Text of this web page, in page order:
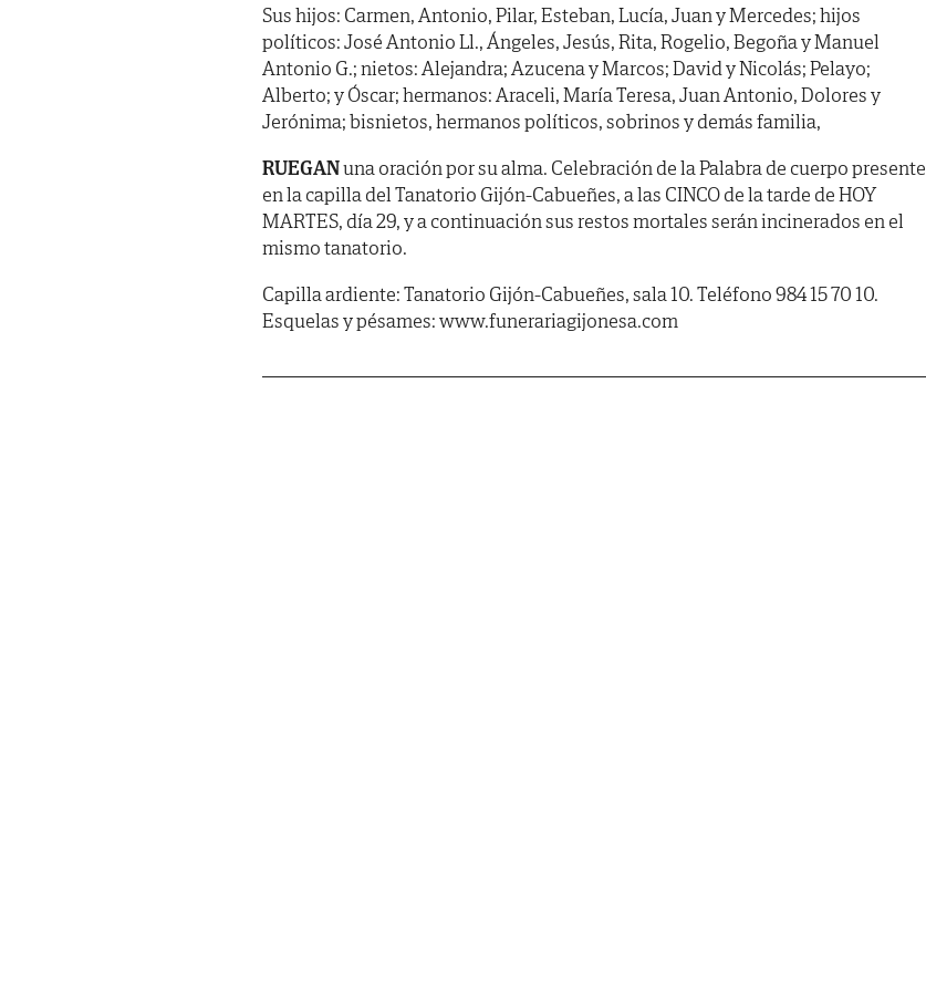
Sus hijos: Carmen, Antonio, Pilar, Esteban, Lucía, Juan y Mercedes; hijos
políticos: José Antonio Ll., Ángeles, Jesús, Rita, Rogelio, Begoña y Manuel
Antonio G.; nietos: Alejandra; Azucena y Marcos; David y Nicolás; Pelayo;
Alberto; y Óscar; hermanos: Araceli, María Teresa, Juan Antonio, Dolores y
Jerónima; bisnietos, hermanos políticos, sobrinos y demás familia,
RUEGANuna oración por su alma. Celebración de la Palabra de cuerpo presente
en la capilla del Tanatorio Gijón-Cabueñes, a las CINCO de la tarde de HOY
MARTES, día 29, y a continuación sus restos mortales serán incinerados en el
mismo tanatorio.
Capilla ardiente: Tanatorio Gijón-Cabueñes, sala 10. Teléfono 984 15 70 10.
Esquelas y pésames: www.funerariagijonesa.com